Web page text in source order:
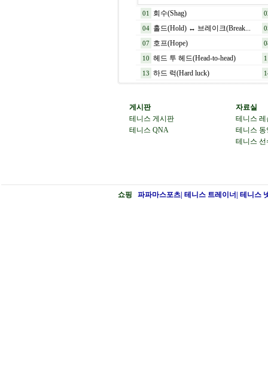
01 회수(Shag)
04 홀드(Hold) ↔ 브레이크(Break...
07 호프(Hope)
10 헤드 투 헤드(Head-to-head)
13 하드 럭(Hard luck)
게시판
테니스 게시판
테니스 QNA
자료실
테니스 레
테니스 동
테니스 선
쇼핑 파파마스포츠| 테니스 트레이너| 테니스